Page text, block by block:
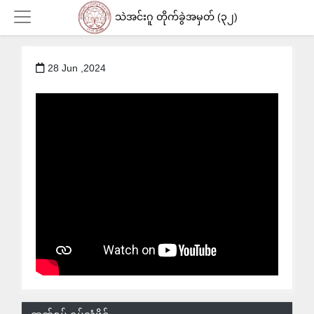
သဲအင်းဂူ တိုက်ခွဲအမှတ် (၃၂)
28 Jun ,2024